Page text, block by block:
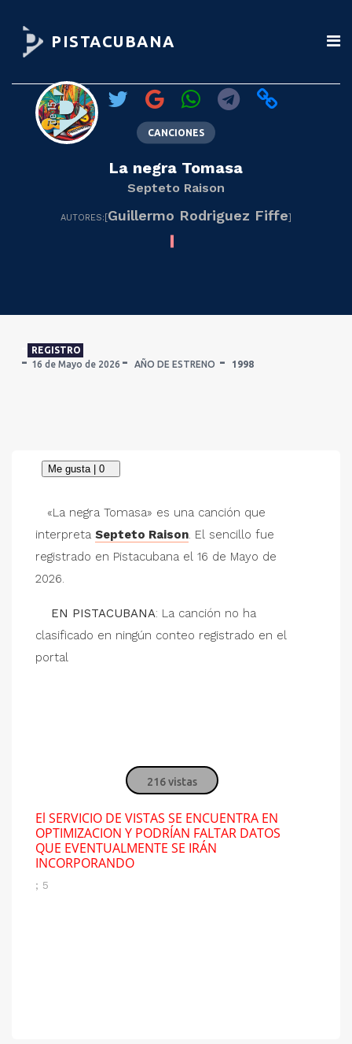
PISTACUBANA
CANCIONES
La negra Tomasa
Septeto Raison
AUTORES:[Guillermo Rodriguez Fiffe]
REGISTRO
16 de Mayo de 2026
AÑO DE ESTRENO 1998
«La negra Tomasa» es una canción que
interpreta Septeto Raison. El sencillo fue
registrado en Pistacubana el 16 de Mayo de
2026.
EN PISTACUBANA: La canción no ha
clasificado en ningún conteo registrado en el
portal
216 vistas
El SERVICIO DE VISTAS SE ENCUENTRA EN
OPTIMIZACION Y PODRÍAN FALTAR DATOS
QUE EVENTUALMENTE SE IRÁN
INCORPORANDO
; 5